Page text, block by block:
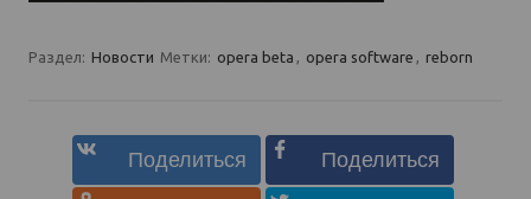
Раздел: Новости Метки: opera beta , opera software , reborn